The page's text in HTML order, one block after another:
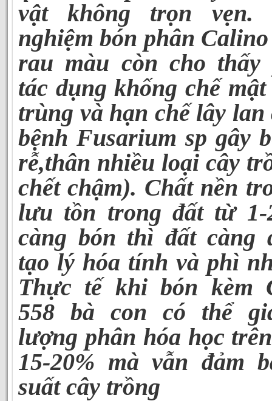
vật không trọn vẹn.
nghiệm bón phân
rau màu còn cho thấy
tác dụng khống chế mật
trùng và hạn chế lây lan
bệnh Fusarium sp gây
rễ,thân nhiều loại cây
chết chậm). Chất nền
lưu tồn trong đất từ 1-
càng bón thì đất càng
tạo lý hóa tính và phì
Thực tế khi bón kèm
558 bà con có thể
lượng phân hóa học
15-20% mà vẫn đảm
suất cây trồng